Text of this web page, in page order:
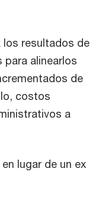
los resultados de
para alinearlos
de
costos
a
lugar de un ex